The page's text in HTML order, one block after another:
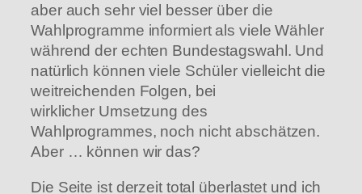
aber auch sehr viel besser über die
Wahlprogramme informiert als viele Wähler
während der echten Bundestagswahl. Und
natürlich können viele Schüler vielleicht die
weitreichenden Folgen, bei
wirklicher Umsetzung des
Wahlprogrammes, noch nicht abschätzen.
Aber … können wir das?
Die Seite ist derzeit total überlastet und ich